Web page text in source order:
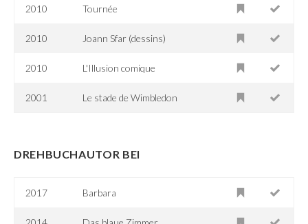
2010 Tournée
2010 Joann Sfar (dessins)
2010 L'Illusion comique
2001 Le stade de Wimbledon
DREHBUCHAUTOR BEI
2017 Barbara